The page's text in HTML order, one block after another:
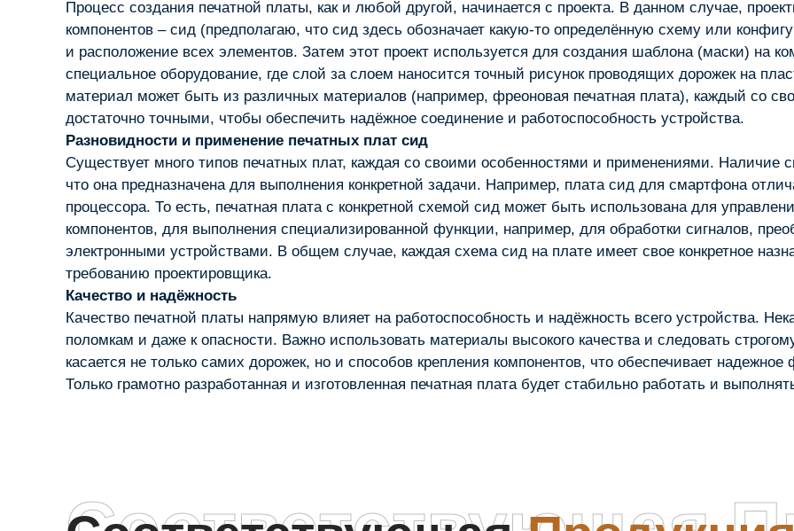
Процесс создания печатной платы, как и любой другой, начинается с проекта. В данном случае,
компонентов – сид (предполагаю, что сид здесь обозначает какую-то определённую схему или
и расположение всех элементов. Затем этот проект используется для создания шаблона (маски) на
специальное оборудование, где слой за слоем наносится точный рисунок проводящих дорожек на
материал может быть из различных материалов (например, фреоновая печатная плата), каждый со
достаточно точными, чтобы обеспечить надёжное соединение и работоспособность устройства.
Разновидности и применение печатных плат сид
Существует много типов печатных плат, каждая со своими особенностями и применениями. Наличие
что она предназначена для выполнения конкретной задачи. Например, плата сид для смартфона
процессора. То есть, печатная плата с конкретной схемой сид может быть использована для
компонентов, для выполнения специализированной функции, например, для обработки сигналов,
электронными устройствами. В общем случае, каждая схема сид на плате имеет свое конкретное
требованию проектировщика.
Качество и надёжность
Качество печатной платы напрямую влияет на работоспособность и надёжность всего устройства.
поломкам и даже к опасности. Важно использовать материалы высокого качества и следовать
касается не только самих дорожек, но и способов крепления компонентов, что обеспечивает
Только грамотно разработанная и изготовленная печатная плата будет стабильно работать и